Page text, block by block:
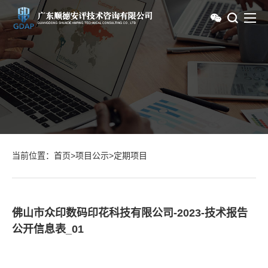
当前位置： 首页>项目公示>定期项目
佛山市众印数码印花科技有限公司-2023-技术报告
公开信息表_01